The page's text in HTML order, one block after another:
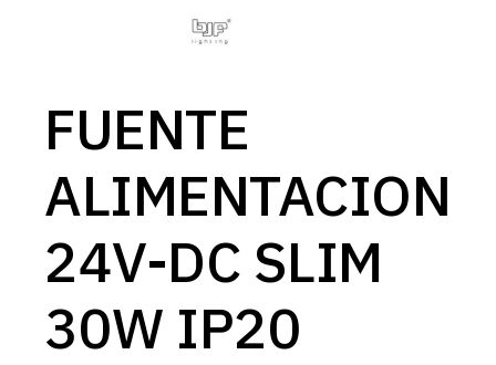
FUENTE
ALIMENTACION
24V-DC SLIM
30W IP20